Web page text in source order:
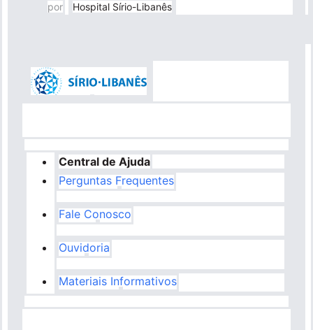
por Hospital Sírio-Libanês
Central de Ajuda
Perguntas Frequentes
Fale Conosco
Ouvidoria
Materiais Informativos